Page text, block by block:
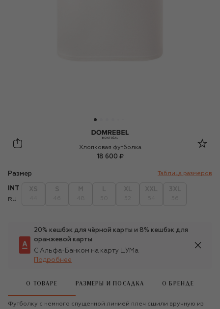
DOMREBEL
Хлопковая футболка
18 600 ₽
Размер Таблица размеров
INT
RU
20% кешбэк для чёрной карты и 8% кешбэк для
оранжевой карты
С Альфа-Банком на карту ЦУМа
Подробнее
О ТОВАРЕ РАЗМЕРЫ И ПОСАДКА О БРЕНДЕ
Футболку с немного спущенной линией плеч сшили вручную из